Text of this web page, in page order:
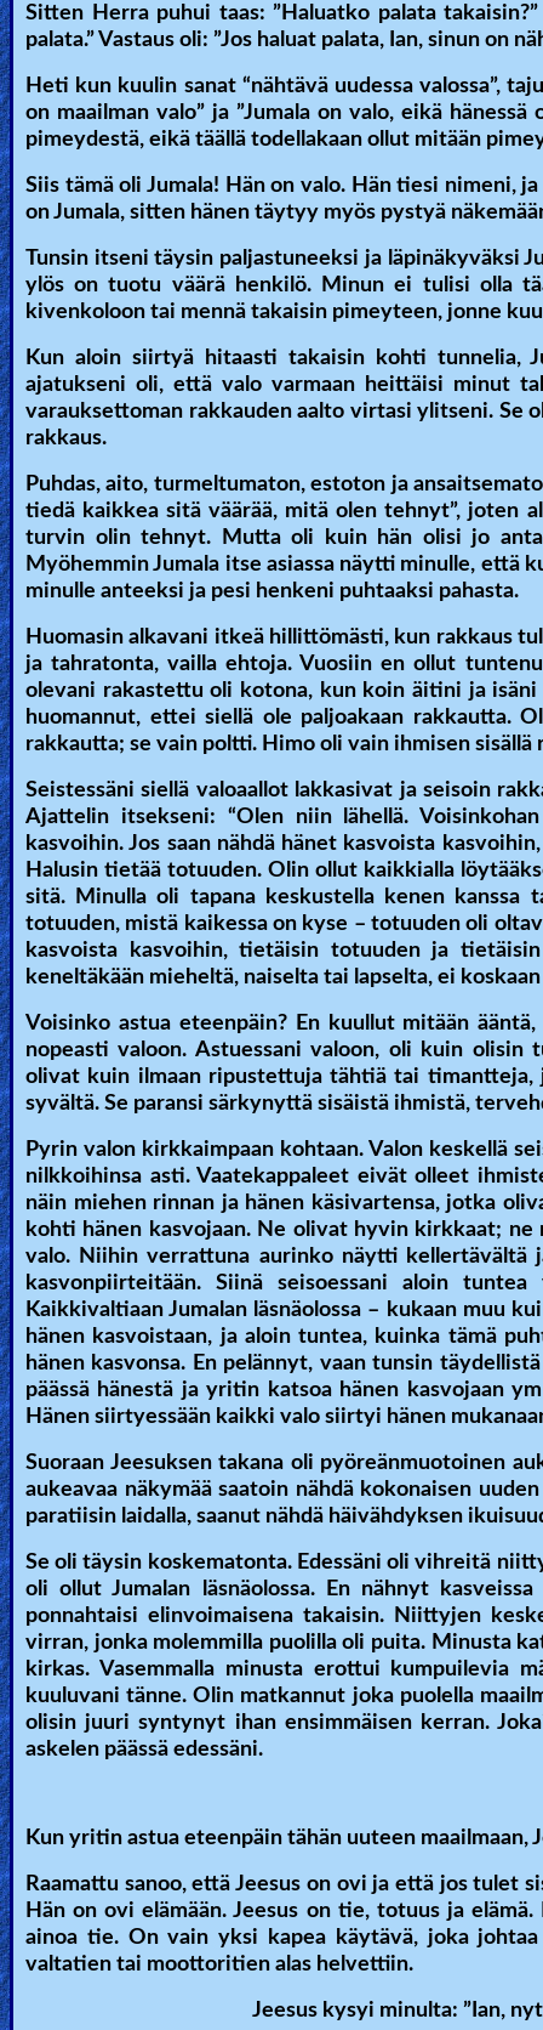
Sitten Herra puhui taas: ”Haluatko palata
palata.” Vastaus oli: ”Jos haluat palata, Ian, sinun on
Heti kun kuulin sanat “nähtävä uudessa valossa”,
on maailman valo” ja ”Jumala on valo, eikä
pimeydestä, eikä täällä todellakaan ollut mitään
Siis tämä oli Jumala! Hän on valo. Hän tiesi nimeni,
on Jumala, sitten hänen täytyy myös pystyä
Tunsin itseni täysin paljastuneeksi ja läpinäkyväksi
ylös on tuotu väärä henkilö. Minun ei tulisi olla
kivenkoloon tai mennä takaisin pimeyteen, jonne
Kun aloin siirtyä hitaasti takaisin kohti tunnelia,
ajatukseni oli, että valo varmaan heittäisi minut
varauksettoman rakkauden aalto virtasi ylitseni. Se
rakkaus.
Puhdas, aito, turmeltumaton, estoton ja
tiedä kaikkea sitä väärää, mitä olen tehnyt”, joten
turvin olin tehnyt. Mutta oli kuin hän olisi jo
Myöhemmin Jumala itse asiassa näytti minulle, että
minulle anteeksi ja pesi henkeni puhtaaksi pahasta.
Huomasin alkavani itkeä hillittömästi, kun rakkaus
ja tahratonta, vailla ehtoja. Vuosiin en ollut
olevani rakastettu oli kotona, kun koin äitini ja
huomannut, ettei siellä ole paljoakaan rakkautta.
rakkautta; se vain poltti. Himo oli vain ihmisen
Seistessäni siellä valoaallot lakkasivat ja seisoin
Ajattelin itsekseni: “Olen niin lähellä.
kasvoihin. Jos saan nähdä hänet kasvoista
Halusin tietää totuuden. Olin ollut kaikkialla
sitä. Minulla oli tapana keskustella kenen kanssa
totuuden, mistä kaikessa on kyse – totuuden oli
kasvoista kasvoihin, tietäisin totuuden ja
keneltäkään mieheltä, naiselta tai lapselta, ei
Voisinko astua eteenpäin? En kuullut mitään
nopeasti valoon. Astuessani valoon, oli kuin
olivat kuin ilmaan ripustettuja tähtiä tai timantteja,
syvältä. Se paransi särkynyttä sisäistä ihmistä,
Pyrin valon kirkkaimpaan kohtaan. Valon keskellä
nilkkoihinsa asti. Vaatekappaleet eivät olleet
näin miehen rinnan ja hänen käsivartensa, jotka
kohti hänen kasvojaan. Ne olivat hyvin kirkkaat;
valo. Niihin verrattuna aurinko näytti kellertävältä
kasvonpiirteitään. Siinä seisoessani aloin
Kaikkivaltiaan Jumalan läsnäolossa – kukaan muu
hänen kasvoistaan, ja aloin tuntea, kuinka tämä
hänen kasvonsa. En pelännyt, vaan tunsin
päässä hänestä ja yritin katsoa hänen kasvojaan
Hänen siirtyessään kaikki valo siirtyi hänen
Suoraan Jeesuksen takana oli pyöreänmuotoinen
aukeavaa näkymää saatoin nähdä kokonaisen
paratiisin laidalla, saanut nähdä häivähdyksen
Se oli täysin koskematonta. Edessäni oli vihreitä
oli ollut Jumalan läsnäolossa. En nähnyt
ponnahtaisi elinvoimaisena takaisin. Niittyjen
virran, jonka molemmilla puolilla oli puita. Minusta
kirkas. Vasemmalla minusta erottui kumpuilevia
kuuluvani tänne. Olin matkannut joka puolella
olisin juuri syntynyt ihan ensimmäisen kerran.
askelen päässä edessäni.
Kun yritin astua eteenpäin tähän uuteen maailmaan,
Raamattu sanoo, että Jeesus on ovi ja että jos tulet
Hän on ovi elämään. Jeesus on tie, totuus ja
ainoa tie. On vain yksi kapea käytävä, joka
valtatien tai moottoritien alas helvettiin.
Jeesus kysyi minulta: ”Ian,